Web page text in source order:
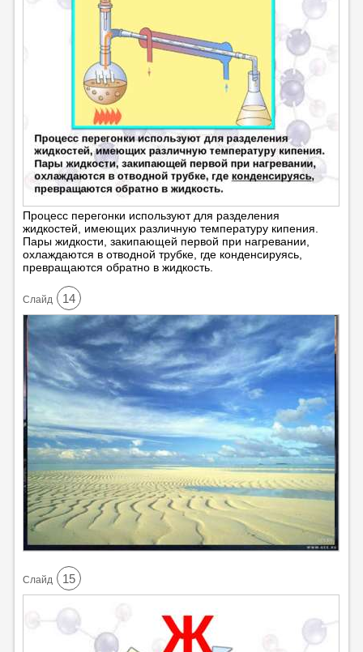
Процесс перегонки используют для разделения
жидкостей, имеющих различную температуру кипения.
Пары жидкости, закипающей первой при нагревании,
охлаждаются в отводной трубке, где конденсируясь,
превращаются обратно в жидкость.
Cлайд 14
Cлайд 15